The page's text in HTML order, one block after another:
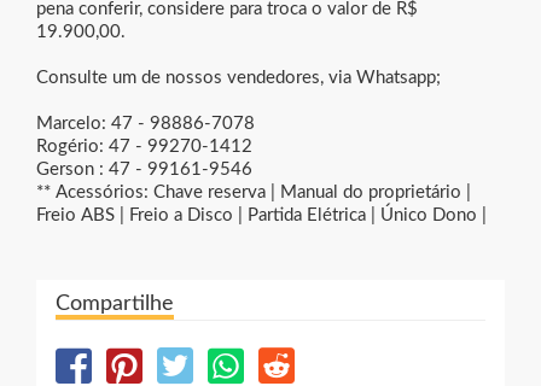
pena conferir, considere para troca o valor de R$
19.900,00.
Consulte um de nossos vendedores, via Whatsapp;
Marcelo: 47 - 98886-7078
Rogério: 47 - 99270-1412
Gerson : 47 - 99161-9546
** Acessórios: Chave reserva | Manual do proprietário |
Freio ABS | Freio a Disco | Partida Elétrica | Único Dono |
Compartilhe